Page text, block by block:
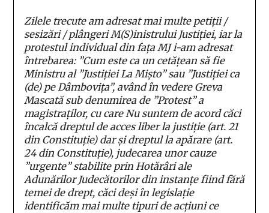
Zilele trecute am adresat mai multe petiții /
sesizări / plângeri M(S)inistrului Justiției, iar la
protestul individual din fața MJ i-am adresat
întrebarea: ”Cum este ca un cetățean să fie
Ministru al ”Justiției La Mișto” sau ”Justiției ca
(de) pe Dâmbovița”, având în vedere Greva
Mascată sub denumirea de ”Protest” a
magistraților, cu care Nu suntem de acord căci
încalcă dreptul de acces liber la justiție (art. 21
din Constituție) dar și dreptul la apărare (art.
24 din Constituție), judecarea unor cauze
”urgente” stabilite prin Hotărâri ale
Adunărilor Judecătorilor din instanțe fiind fără
temei de drept, căci deși în legislație
identificăm mai multe tipuri de acțiuni ce